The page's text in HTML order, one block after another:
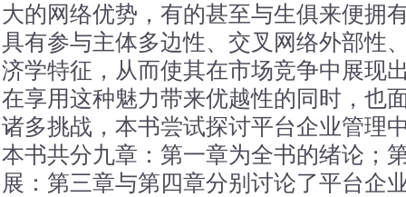
大的网络优势，有的甚至与生俱来便拥
具有参与主体多边性、交叉网络外部性
济学特征，从而使其在市场竞争中展现
在享用这种魅力带来优越性的同时，也
诸多挑战，本书尝试探讨平台企业管理
本书共分九章：第一章为全书的绪论；
展：第三章与第四章分别讨论了平台企